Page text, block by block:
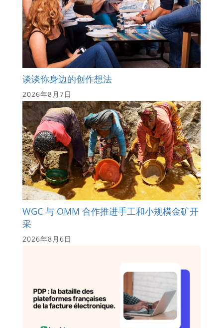
谈谈你身边的创作想法
2026年8月7日
WGC 与 OMM 合作推进手工和小规模金矿开
采
2026年8月6日